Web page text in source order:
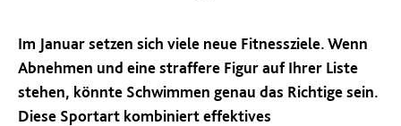
Im Januar setzen sich viele neue Fitnessziele. Wenn
Abnehmen und eine straffere Figur auf Ihrer Liste
stehen, könnte Schwimmen genau das Richtige sein.
Diese Sportart kombiniert effektives